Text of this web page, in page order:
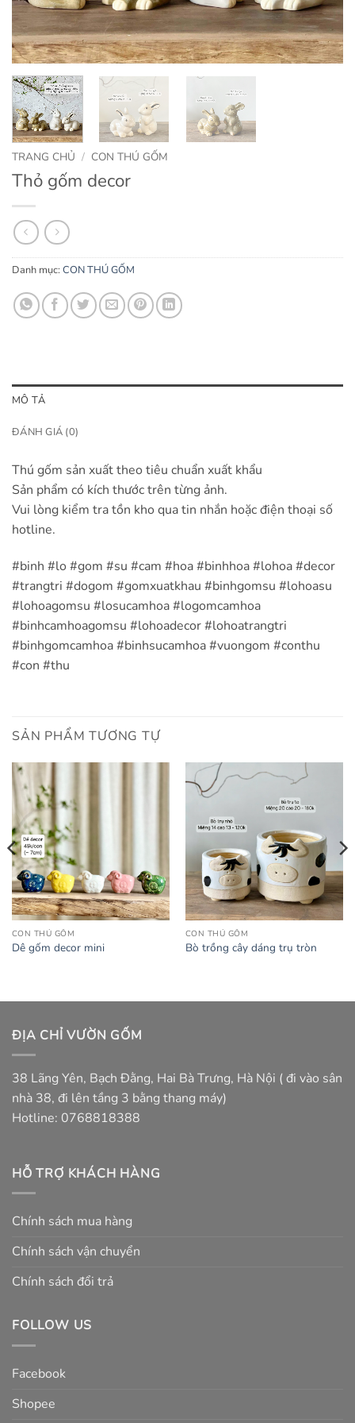
TRANG CHỦ / CON THÚ GỐM
Thỏ gốm decor
Danh mục: CON THÚ GỐM
MÔ TẢ
ĐÁNH GIÁ (0)
Thú gốm sản xuất theo tiêu chuẩn xuất khẩu
Sản phẩm có kích thước trên từng ảnh.
Vui lòng kiểm tra tồn kho qua tin nhắn hoặc điện thoại số
hotline.
#binh #lo #gom #su #cam #hoa #binhhoa #lohoa #decor
#trangtri #dogom #gomxuatkhau #binhgomsu #lohoasu
#lohoagomsu #losucamhoa #logomcamhoa
#binhcamhoagomsu #lohoadecor #lohoatrangtri
#binhgomcamhoa #binhsucamhoa #vuongom #conthu
#con #thu
SẢN PHẨM TƯƠNG TỰ
CON THÚ GỐM
Dê gốm decor mini
CON THÚ GỐM
Bò trồng cây dáng trụ tròn
ĐỊA CHỈ VƯỜN GỐM
38 Lãng Yên, Bạch Đằng, Hai Bà Trưng, Hà Nội ( đi vào sân
nhà 38, đi lên tầng 3 bằng thang máy)
Hotline: 0768818388
HỖ TRỢ KHÁCH HÀNG
Chính sách mua hàng
Chính sách vận chuyển
Chính sách đổi trả
FOLLOW US
Facebook
Shopee